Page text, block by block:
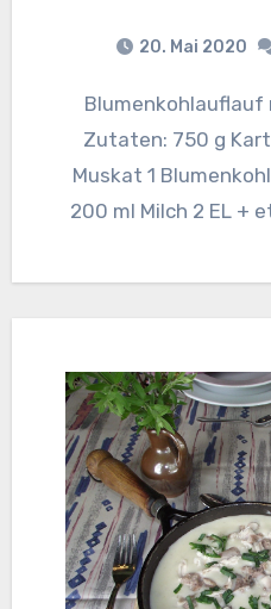
20. Mai 2020
Blumenkohlauflauf mit Thüringer Mett
Zutaten: 750 g
Muskat 1
200 ml Milch 2 EL +